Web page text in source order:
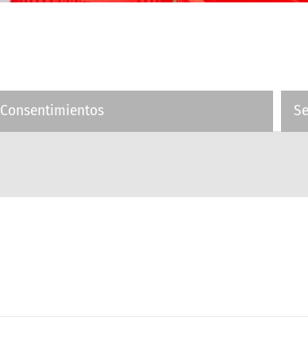
Consentimientos